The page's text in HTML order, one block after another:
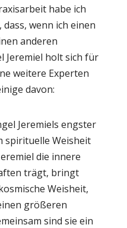
habe ich
wenn ich einen
anderen
Jeremiel holt sich für
weitere Experten
davon:
Jeremiels engster
spirituelle Weisheit
die innere
trägt, bringt
Weisheit,
größeren
sind sie ein